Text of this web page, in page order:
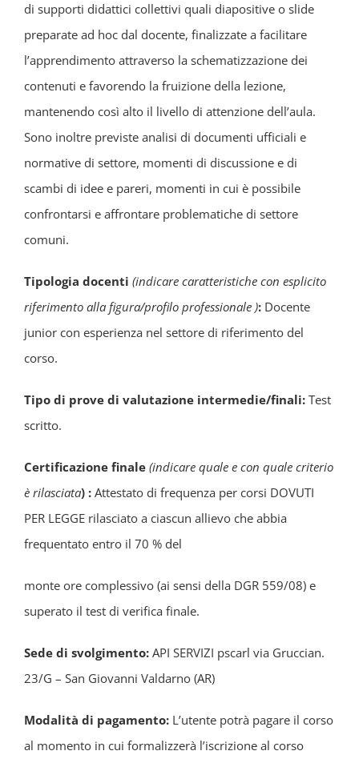
di supporti didattici collettivi quali diapositive o slide
preparate ad hoc dal docente, finalizzate a facilitare
l’apprendimento attraverso la schematizzazione dei
contenuti e favorendo la fruizione della lezione,
mantenendo così alto il livello di attenzione dell’aula.
Sono inoltre previste analisi di documenti ufficiali e
normative di settore, momenti di discussione e di
scambi di idee e pareri, momenti in cui è possibile
confrontarsi e affrontare problematiche di settore
comuni.
Tipologia docenti (indicare caratteristiche con esplicito
riferimento alla figura/profilo professionale ): Docente
junior con esperienza nel settore di riferimento del
corso.
Tipo di prove di valutazione intermedie/finali: Test
scritto.
Certificazione finale (indicare quale e con quale criterio
è rilasciata) : Attestato di frequenza per corsi DOVUTI
PER LEGGE rilasciato a ciascun allievo che abbia
frequentato entro il 70 % del
monte ore complessivo (ai sensi della DGR 559/08) e
superato il test di verifica finale.
Sede di svolgimento: API SERVIZI pscarl via Gruccian.
23/G – San Giovanni Valdarno (AR)
Modalità di pagamento: L’utente potrà pagare il corso
al momento in cui formalizzerà l’iscrizione al corso